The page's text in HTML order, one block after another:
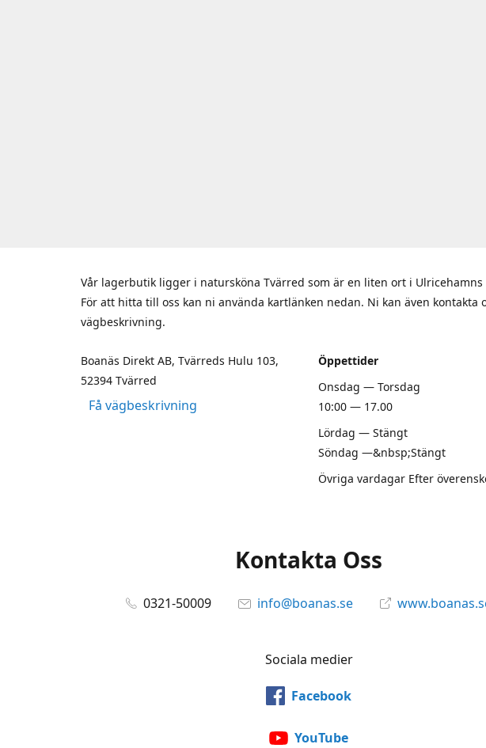
Vår lagerbutik ligger i natursköna Tvärred som är en liten ort i Ulricehamns
För att hitta till oss kan ni använda kartlänken nedan. Ni kan även kontakta
vägbeskrivning.
Boanäs Direkt AB, Tvärreds Hulu 103,
52394 Tvärred
Få vägbeskrivning
Öppettider
Onsdag — Torsdag
10:00 — 17.00
Lördag — Stängt
Söndag —&nbsp;Stängt
Övriga vardagar Efter
Kontakta Oss
0321-50009 info@boanas.se
Sociala medier
Facebook
YouTube